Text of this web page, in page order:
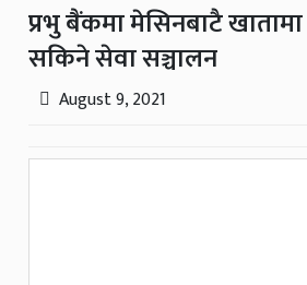
प्रभु बैंकमा मेसिनबाटै
सकिने सेवा सञ्चालन
August 9, 2021